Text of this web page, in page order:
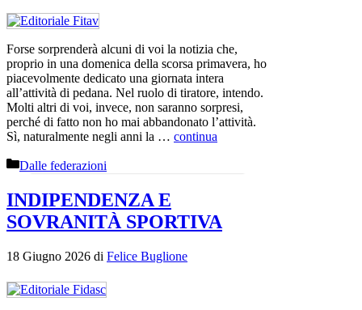
Forse sorprenderà alcuni di voi la notizia che,
proprio in una domenica della scorsa primavera, ho
piacevolmente dedicato una giornata intera
all’attività di pedana. Nel ruolo di tiratore, intendo.
Molti altri di voi, invece, non saranno sorpresi,
perché di fatto non ho mai abbandonato l’attività.
Sì, naturalmente negli anni la … continua
Categorie
Dalle federazioni
INDIPENDENZA E
SOVRANITÀ SPORTIVA
18 Giugno 2026 di Felice Buglione